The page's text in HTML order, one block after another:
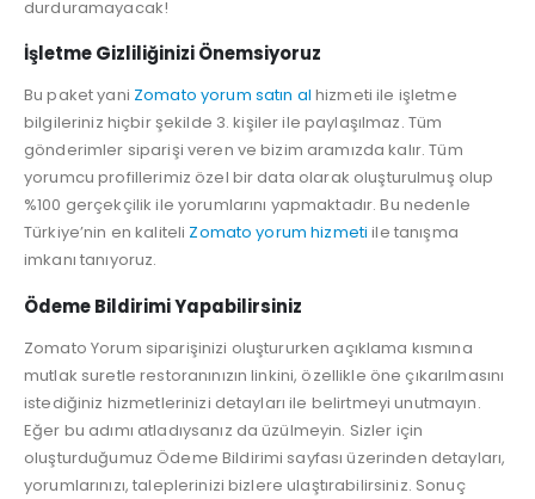
durduramayacak!
İşletme Gizliliğinizi Önemsiyoruz
Bu paket yani Zomato yorum satın al hizmeti ile işletme
bilgileriniz hiçbir şekilde 3. kişiler ile paylaşılmaz. Tüm
gönderimler siparişi veren ve bizim aramızda kalır. Tüm
yorumcu profillerimiz özel bir data olarak oluşturulmuş olup
%100 gerçekçilik ile yorumlarını yapmaktadır. Bu nedenle
Türkiye’nin en kaliteli Zomato yorum hizmeti ile tanışma
imkanı tanıyoruz.
Ödeme Bildirimi Yapabilirsiniz
Zomato Yorum siparişinizi oluştururken açıklama kısmına
mutlak suretle restoranınızın linkini, özellikle öne çıkarılmasını
istediğiniz hizmetlerinizi detayları ile belirtmeyi unutmayın.
Eğer bu adımı atladıysanız da üzülmeyin. Sizler için
oluşturduğumuz Ödeme Bildirimi sayfası üzerinden detayları,
yorumlarınızı, taleplerinizi bizlere ulaştırabilirsiniz. Sonuç